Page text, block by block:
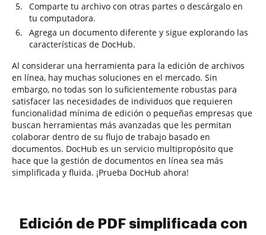
Comparte tu archivo con otras partes o descárgalo en
tu computadora.
Agrega un documento diferente y sigue explorando las
características de DocHub.
Al considerar una herramienta para la edición de archivos
en línea, hay muchas soluciones en el mercado. Sin
embargo, no todas son lo suficientemente robustas para
satisfacer las necesidades de individuos que requieren
funcionalidad mínima de edición o pequeñas empresas que
buscan herramientas más avanzadas que les permitan
colaborar dentro de su flujo de trabajo basado en
documentos. DocHub es un servicio multipropósito que
hace que la gestión de documentos en línea sea más
simplificada y fluida. ¡Prueba DocHub ahora!
Edición de PDF simplificada con